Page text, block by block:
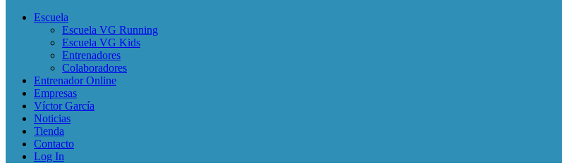
Escuela
Escuela VG Running
Escuela VG Kids
Entrenadores
Colaboradores
Entrenador Online
Empresas
Víctor García
Noticias
Tienda
Contacto
Log In